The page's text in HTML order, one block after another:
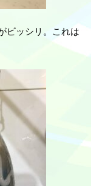
ビッシリ。これは